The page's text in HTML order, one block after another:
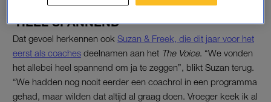
‘HEEL SPANNEND’
Dat gevoel herkennen ook Suzan & Freek, die dit jaar voor het
eerst als coaches deelnamen aan het The Voice. “We vonden
het allebei heel spannend om ja te zeggen”, blikt Suzan terug.
“We hadden nog nooit eerder een coachrol in een programma
gehad, maar wilden dat altijd al graag doen. Vroeger keek ik al